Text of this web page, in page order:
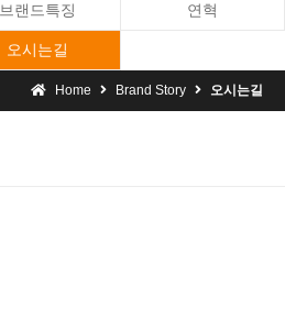
브랜드특징 연혁
오시는길
Home Brand Story 오시는길